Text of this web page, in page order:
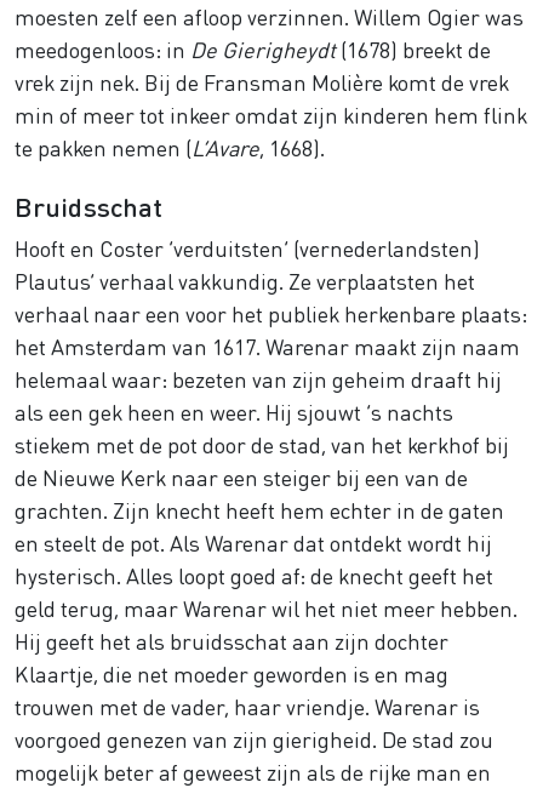
moesten zelf een afloop verzinnen. Willem Ogier was
meedogenloos: in De Gierigheydt(1678) breekt de
vrek zijn nek. Bij de Fransman Molière komt de vrek
min of meer tot inkeer omdat zijn kinderen hem flink
te pakken nemen (L’Avare , 1668).
Bruidsschat
Hooft en Coster ‘verduitsten’ (vernederlandsten)
Plautus’ verhaal vakkundig. Ze verplaatsten het
verhaal naar een voor het publiek herkenbare plaats:
het Amsterdam van 1617. Warenar maakt zijn naam
helemaal waar: bezeten van zijn geheim draaft hij
als een gek heen en weer. Hij sjouwt ’s nachts
stiekem met de pot door de stad, van het kerkhof bij
de Nieuwe Kerk naar een steiger bij een van de
grachten. Zijn knecht heeft hem echter in de gaten
en steelt de pot. Als Warenar dat ontdekt wordt hij
hysterisch. Alles loopt goed af: de knecht geeft het
geld terug, maar Warenar wil het niet meer hebben.
Hij geeft het als bruidsschat aan zijn dochter
Klaartje, die net moeder geworden is en mag
trouwen met de vader, haar vriendje. Warenar is
voorgoed genezen van zijn gierigheid. De stad zou
mogelijk beter af geweest zijn als de rijke man en